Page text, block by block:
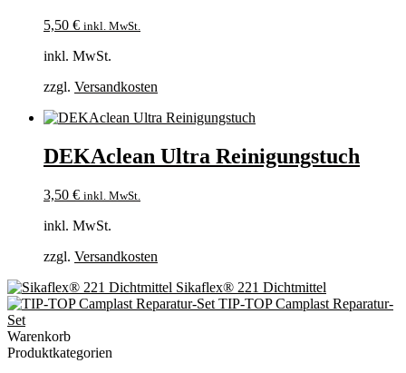
5,50 € inkl. MwSt.
inkl. MwSt.
zzgl. Versandkosten
DEKAclean Ultra Reinigungstuch
3,50 € inkl. MwSt.
inkl. MwSt.
zzgl. Versandkosten
Sikaflex® 221 Dichtmittel
TIP-TOP Camplast Reparatur-
Set
Warenkorb
Produktkategorien